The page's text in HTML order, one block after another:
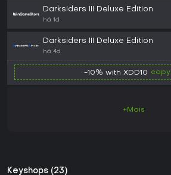
Darksiders III Deluxe Edition
há 1d
Darksiders III Deluxe Edition
há 4d
-10% with XDD10 copy
+Mais
Keyshops (23)